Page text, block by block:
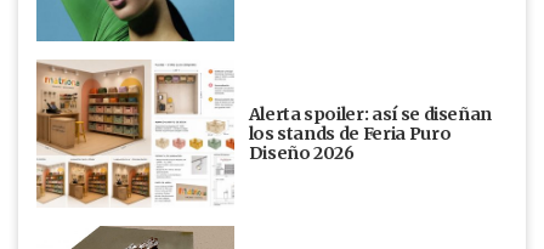
Alerta spoiler: así se diseñan
los stands de Feria Puro
Diseño 2026